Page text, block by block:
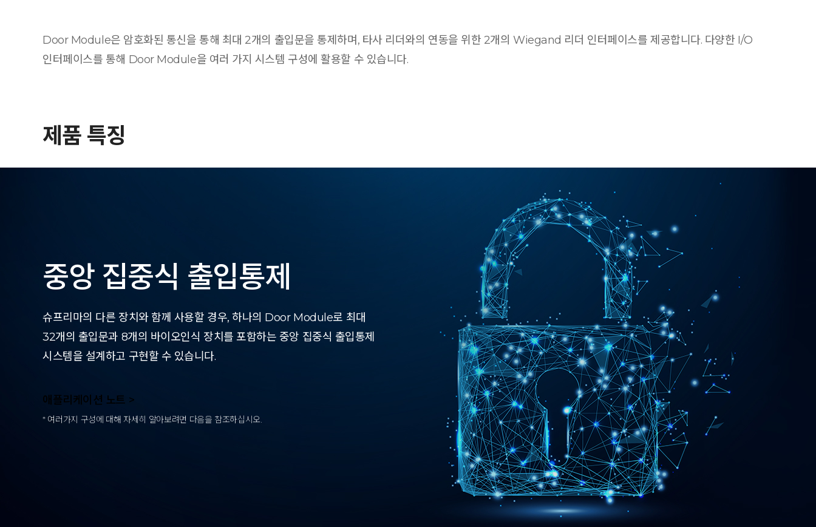
Door Module은 암호화된 통신을 통해 최대 2개의 출입문을 통제하며, 타사 리더와의 연동을 위한 2개의 Wiegand 리더 인터페이스를 제공합니다. 다양한 I/O
인터페이스를 통해 Door Module을 여러 가지 시스템 구성에 활용할 수 있습니다.
제품 특징
중앙 집중식 출입통제
슈프리마의 다른 장치와 함께 사용할 경우, 하나의 Door Module로 최대
32개의 출입문과 8개의 바이오인식 장치를 포함하는 중앙 집중식 출입통제
시스템을 설계하고 구현할 수 있습니다.
애플리케이션 노트 >
* 여러가지 구성에 대해 자세히 알아보려면 다음을 참조하십시오.